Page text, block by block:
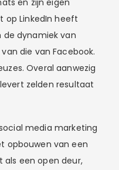
en zijn eigen
op LinkedIn heeft
dynamiek van
die van Facebook.
Overal aanwezig
zelden resultaat
media marketing
opbouwen van een
als een open deur,